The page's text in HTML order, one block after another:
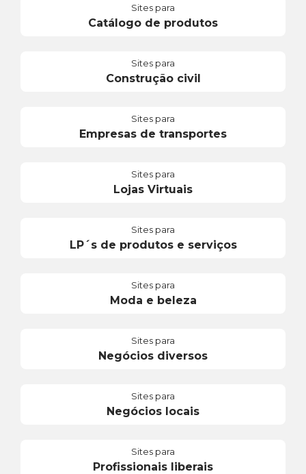
Sites para
Catálogo de produtos
Sites para
Construção civil
Sites para
Empresas de transportes
Sites para
Lojas Virtuais
Sites para
LP´s de produtos e serviços
Sites para
Moda e beleza
Sites para
Negócios diversos
Sites para
Negócios locais
Sites para
Profissionais liberais